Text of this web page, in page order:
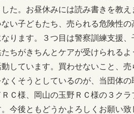
た。お昼休みには読み書きを教
ない子どもたち、売られる危険性
ります。３つ目は警察訓練支援
ちがきちんとケアが受けられる
しています。買わせないこと、
くそうとしているのが、当団体
Ｃ様、岡山の玉野ＲＣ様の３ク
今後ともどうかよろしくお願い致